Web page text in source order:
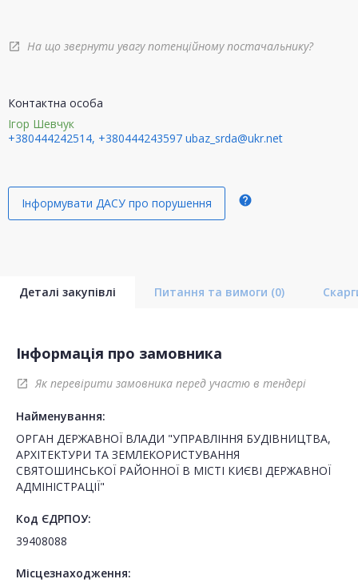
open_in_new На що звернути увагу потенційному постачальнику?
Контактна особа
Ігор Шевчук
+380444242514, +380444243597 ubaz_srda@ukr.net
Інформувати ДАСУ про порушення help
Деталі закупівлі Питання та вимоги (0)
Інформація про замовника
open_in_new Як перевірити замовника перед участю в тендері
Найменування:
ОРГАН ДЕРЖАВНОЇ ВЛАДИ "УПРАВЛІННЯ БУДІВНИЦТВА,
АРХІТЕКТУРИ ТА ЗЕМЛЕКОРИСТУВАННЯ
СВЯТОШИНСЬКОЇ РАЙОННОЇ В МІСТІ КИЄВІ ДЕРЖАВНОЇ
АДМІНІСТРАЦІЇ"
Код ЄДРПОУ:
39408088
Місцезнаходження: